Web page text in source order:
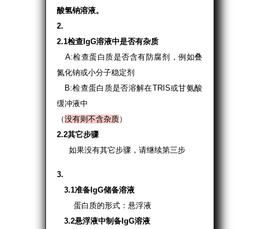
酸氢钠溶液。
2.
2.1检查IgG溶液中是否有杂质
A:检查蛋白质是否含有防腐剂，例如叠
氮化钠或小分子稳定剂
B:检查蛋白质是否溶解在TRIS或甘氨酸
缓冲液中
（没有则不含杂质）
2.2其它步骤
如果没有其它步骤，请继续第三步
3.
3.1准备IgG储备溶液
蛋白质的形式：悬浮液
3.2悬浮液中制备IgG溶液